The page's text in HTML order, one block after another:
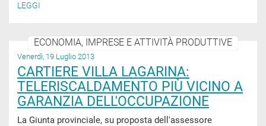
LEGGI
ECONOMIA, IMPRESE E ATTIVITÀ PRODUTTIVE
Venerdì, 19 Luglio 2013
CARTIERE VILLA LAGARINA:
TELERISCALDAMENTO PIÙ VICINO A
GARANZIA DELL'OCCUPAZIONE
La Giunta provinciale, su proposta dell'assessore